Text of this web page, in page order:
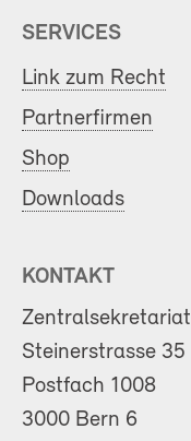
SERVICES
Link zum Recht
Partnerfirmen
Shop
Downloads
KONTAKT
Zentralsekretariat
Steinerstrasse 35
Postfach 1008
3000 Bern 6